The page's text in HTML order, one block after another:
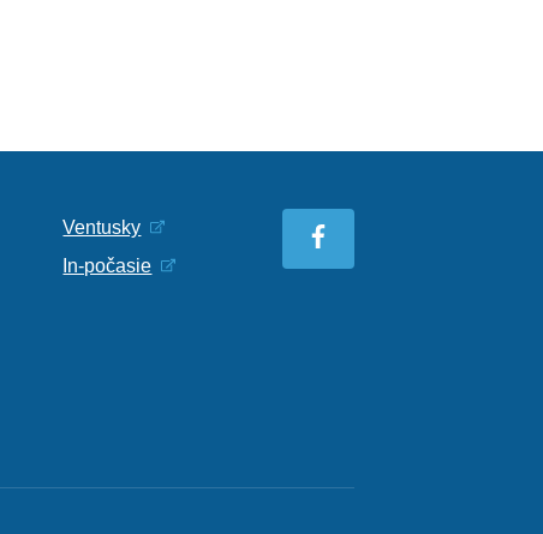
Ventusky
In-počasie